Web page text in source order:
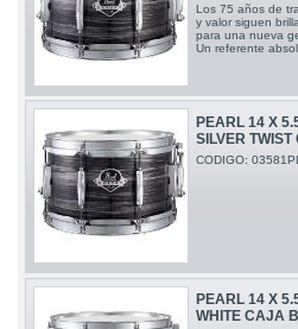
Los 75 años de
y valor siguen
para una nueva
Un referente
PEARL 14 X
SILVER
CODIGO:
PEARL 14 X
WHITE CAJA